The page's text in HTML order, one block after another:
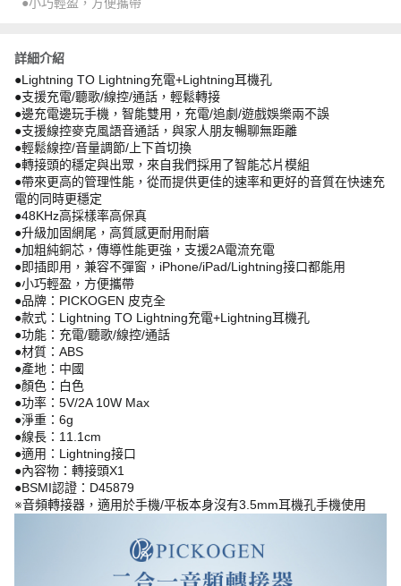
詳細介紹
●Lightning TO Lightning充電+Lightning耳機孔
●支援充電/聽歌/線控/通話，輕鬆轉接
●邊充電邊玩手機，智能雙用，充電/追劇/遊戲娛樂兩不誤
●支援線控麥克風語音通話，與家人朋友暢聊無距離
●輕鬆線控/音量調節/上下首切換
●轉接頭的穩定與出眾，來自我們採用了智能芯片模組
●帶來更高的管理性能，從而提供更佳的速率和更好的音質在快速充
電的同時更穩定
●48KHz高採樣率高保真
●升級加固網尾，高質感更耐用耐磨
●加粗純銅芯，傳導性能更強，支援2A電流充電
●即插即用，兼容不彈窗，iPhone/iPad/Lightning接口都能用
●小巧輕盈，方便攜帶
●品牌：PICKOGEN 皮克全
●款式：Lightning TO Lightning充電+Lightning耳機孔
●功能：充電/聽歌/線控/通話
●材質：ABS
●產地：中國
●顏色：白色
●功率：5V/2A 10W Max
●淨重：6g
●線長：11.1cm
●適用：Lightning接口
●內容物：轉接頭X1
●BSMI認證：D45879
※音頻轉接器，適用於手機/平板本身沒有3.5mm耳機孔手機使用